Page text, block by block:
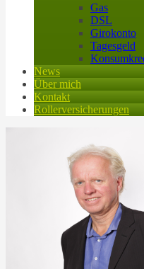
Gas
DSL
Girokonto
Tagesgeld
News
Über mich
Kontakt
Rollerversicherungen